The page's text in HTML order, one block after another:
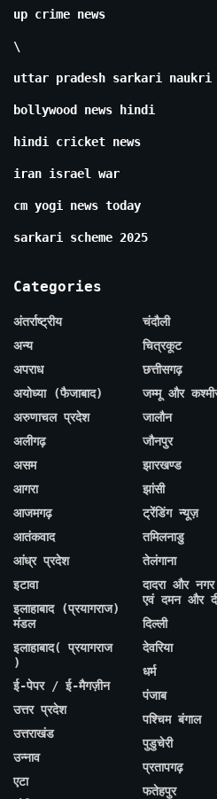
up crime news
\
uttar pradesh sarkari naukri
bollywood news hindi
hindi cricket news
iran israel war
cm yogi news today
sarkari scheme 2025
Categories
अंतर्राष्ट्रीय
अन्य
अपराध
अयोध्या (फैजाबाद)
अरुणाचल प्रदेश
अलीगढ़
असम
आगरा
आजमगढ़
आतंकवाद
आंध्र प्रदेश
इटावा
इलाहाबाद (प्रयागराज)
मंडल
इलाहाबाद( प्रयागराज
)
ई-पेपर / ई-मैगज़ीन
उत्तर प्रदेश
उत्तराखंड
उन्नाव
एटा
चंदौली
चित्रकूट
छत्तीसगढ़
जम्मू और
जालौन
जौनपुर
झारखण्ड
झांसी
ट्रेंडिंग न्यूज़
तमिलनाडु
तेलंगाना
दादरा और
एवं दमन और
दिल्ली
देवरिया
धर्म
पंजाब
पश्चिम बंगाल
पुडुचेरी
प्रतापगढ़
फतेहपुर